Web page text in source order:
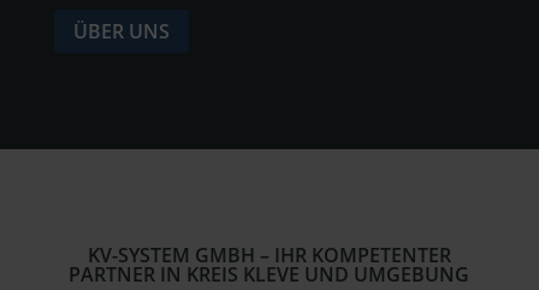
ÜBER UNS
KV-SYSTEM GMBH – IHR KOMPETENTER
PARTNER IN KREIS KLEVE UND UMGEBUNG